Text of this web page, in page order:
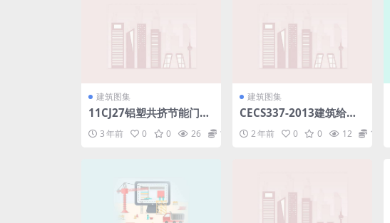
建筑图集
11CJ27铝塑共挤节能门窗.
3 年前 0 0 26 1.98
建筑图集
CECS337-2013建筑给水
纤维增强无规共聚聚丙烯
复合管道工程技术规程.ra
2 年前 0 0 12 1.98